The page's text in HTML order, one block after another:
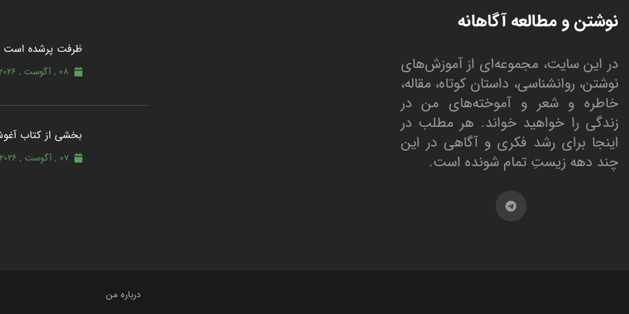
نوشتن و مطالعه آگاهانه
در این سایت، مجموعه‌ای از آموزش‌های
نوشتن، روانشناسی، داستان کوتاه، مقاله،
خاطره و شعر و آموخته‌های من در
زندگی را خواهید خواند. هر مطلب در
اینجا برای رشد فکری و آگاهی در این
چند دهه زیستِ تمام شونده است.
ظرفت پرشده‌ است
08 , آگوست , 2026
بخشی از کتاب
07 , آگوست , 2026
درباره من